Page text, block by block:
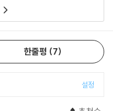
한줄평 7
설정